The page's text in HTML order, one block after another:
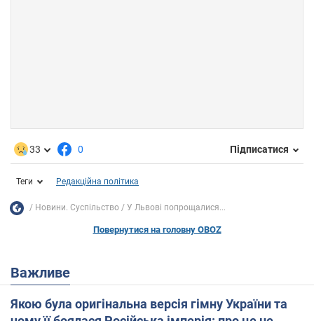
33 0 Підписатися
Теги Редакційна політика
Новини. Суспільство У Львові попрощалися...
Повернутися на головну OBOZ
Важливе
Якою була оригінальна версія гімну України та